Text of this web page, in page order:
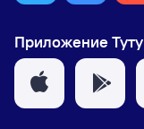
Приложение Туту